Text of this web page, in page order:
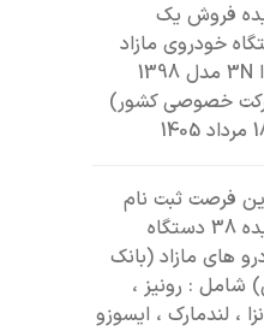
فروش یک
خودروی مازاد
مزدا 3N مدل 1398
خصوصی کشور)
فرصت ثبت نام
مزایده 38 دستگاه
های مازاد (بانک
شامل : رونیز ،
، لندمارک ، ایسوزو